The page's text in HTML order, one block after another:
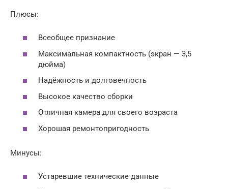
Плюсы:
Всеобщее признание
Максимальная компактность (экран — 3,5
дюйма)
Надёжность и долговечность
Высокое качество сборки
Отличная камера для своего возраста
Хорошая ремонтопригодность
Минусы:
Устаревшие технические данные